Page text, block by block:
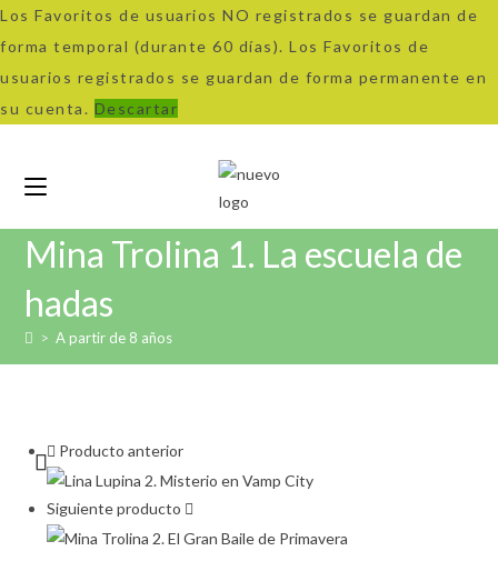
Los Favoritos de usuarios NO registrados se guardan de
forma temporal (durante 60 días). Los Favoritos de
usuarios registrados se guardan de forma permanente en
su cuenta. Descartar
Mina Trolina 1. La escuela de
hadas
> A partir de 8 años
Producto anterior
Siguiente producto